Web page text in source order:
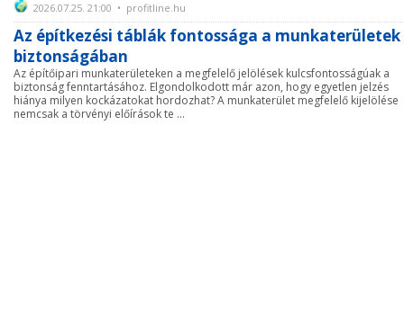
2026.07.25. 21:00 • profitline.hu
Az építkezési táblák fontossága a munkaterületek
biztonságában
Az építőipari munkaterületeken a megfelelő jelölések kulcsfontosságúak a
biztonság fenntartásához. Elgondolkodott már azon, hogy egyetlen jelzés
hiánya milyen kockázatokat hordozhat? A munkaterület megfelelő kijelölése
nemcsak a törvényi előírások te ...